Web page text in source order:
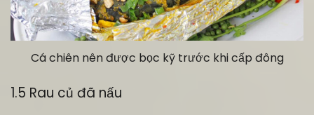
Cá chiên nên được bọc kỹ trước khi cấp đông
1.5 Rau củ đã nấu